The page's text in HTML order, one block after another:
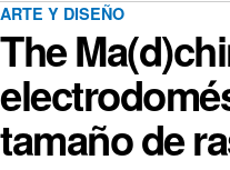
ARTE Y DISEÑO
The
tamaño de